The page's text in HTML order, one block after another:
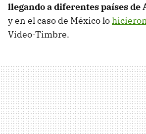
llegando a diferentes países de
y en el caso de México lo
Video-Timbre.